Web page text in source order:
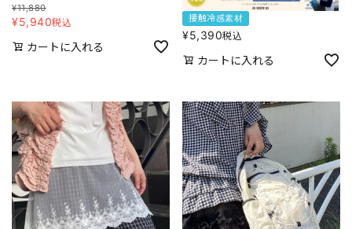
¥11,880
¥5,940税込
カートに入れる
接触冷感素材
¥5,390税込
カートに入れる